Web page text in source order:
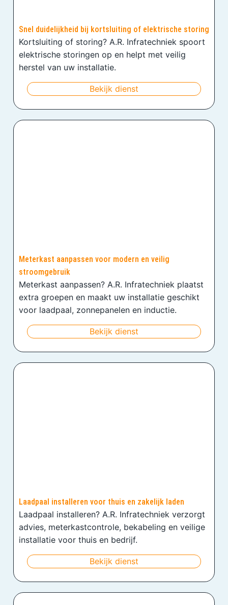
Snel duidelijkheid bij kortsluiting of elektrische storing
Kortsluiting of storing? A.R. Infratechniek spoort
elektrische storingen op en helpt met veilig
herstel van uw installatie.
Bekijk dienst
Meterkast aanpassen voor modern en veilig
stroomgebruik
Meterkast aanpassen? A.R. Infratechniek plaatst
extra groepen en maakt uw installatie geschikt
voor laadpaal, zonnepanelen en inductie.
Bekijk dienst
Laadpaal installeren voor thuis en zakelijk laden
Laadpaal installeren? A.R. Infratechniek verzorgt
advies, meterkastcontrole, bekabeling en veilige
installatie voor thuis en bedrijf.
Bekijk dienst